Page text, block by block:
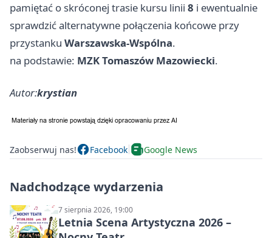
pamiętać o skróconej trasie kursu linii 8 i ewentualnie
sprawdzić alternatywne połączenia końcowe przy
przystanku Warszawska-Wspólna.
na podstawie: MZK Tomaszów Mazowiecki.
Autor:krystian
Zaobserwuj nas! Facebook Google News
Nadchodzące wydarzenia
7 sierpnia 2026, 19:00
Letnia Scena Artystyczna 2026 –